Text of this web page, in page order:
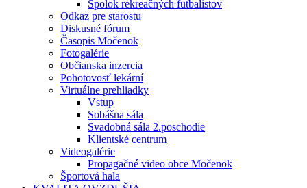
Spolok rekreačných futbalistov
Odkaz pre starostu
Diskusné fórum
Časopis Močenok
Fotogalérie
Občianska inzercia
Pohotovosť lekární
Virtuálne prehliadky
Vstup
Sobášna sála
Svadobná sála 2.poschodie
Klientské centrum
Videogalérie
Propagačné video obce Močenok
Športová hala